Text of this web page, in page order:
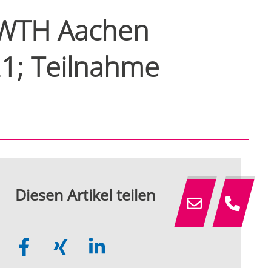
Aachen
Teilnahme
Diesen Artikel teilen